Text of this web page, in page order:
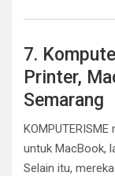
7.
Printer,
Semarang
untuk MacBook,
Selain itu,